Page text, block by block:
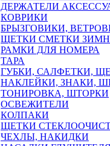
ДЕРЖАТЕЛИ
КОВРИКИ
БРЫЗГОВИКИ,
ЩЕТКИ СМЕТКИ
РАМКИ ДЛЯ НОМЕРА
ТАРА
ГУБКИ, САЛФЕТКИ,
НАКЛЕЙКИ, ЗНАКИ,
ТОНИРОВКА, ШТОРКИ
ОСВЕЖИТЕЛИ
КОЛПАКИ
ЩЕТКИ
ЧЕХЛЫ, НАКИДКИ